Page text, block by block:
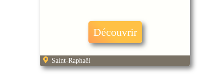
Découvrir
Saint-Raphaël